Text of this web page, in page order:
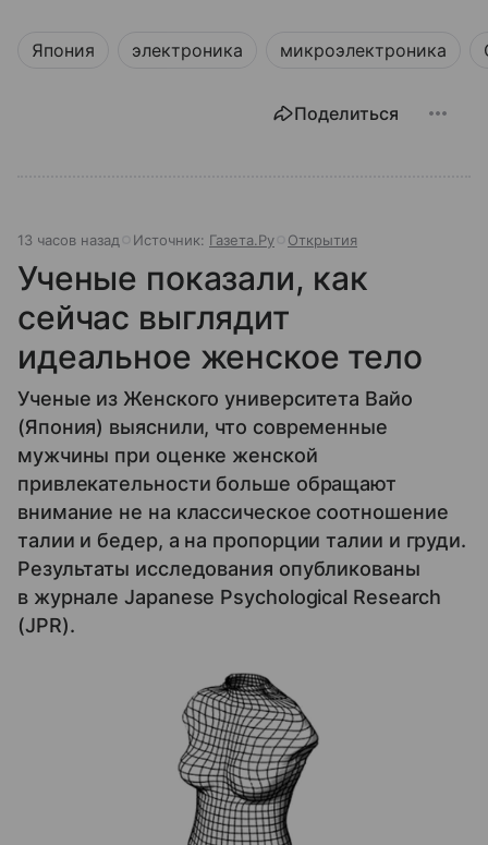
Япония электроника микроэлектроника
Поделиться
13 часов назад Источник: Газета.Ру Открытия
Ученые показали, как
сейчас выглядит
идеальное женское тело
Ученые из Женского университета Вайо
(Япония) выяснили, что современные
мужчины при оценке женской
привлекательности больше обращают
внимание не на классическое соотношение
талии и бедер, а на пропорции талии и груди.
Результаты исследования опубликованы
в журнале Japanese Psychological Research
(JPR).